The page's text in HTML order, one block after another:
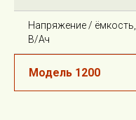
Напряжение / ёмкость,
В/Ач